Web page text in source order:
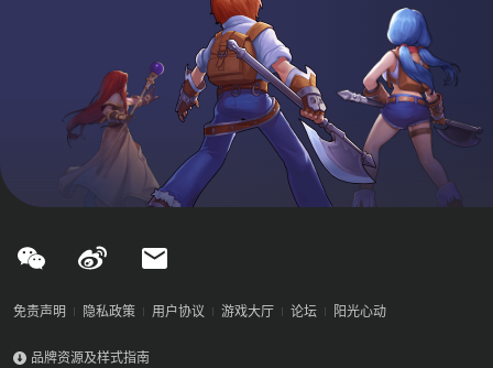
免责声明 隐私政策 用户协议 游戏大厅 论坛 阳光心动
品牌资源及样式指南